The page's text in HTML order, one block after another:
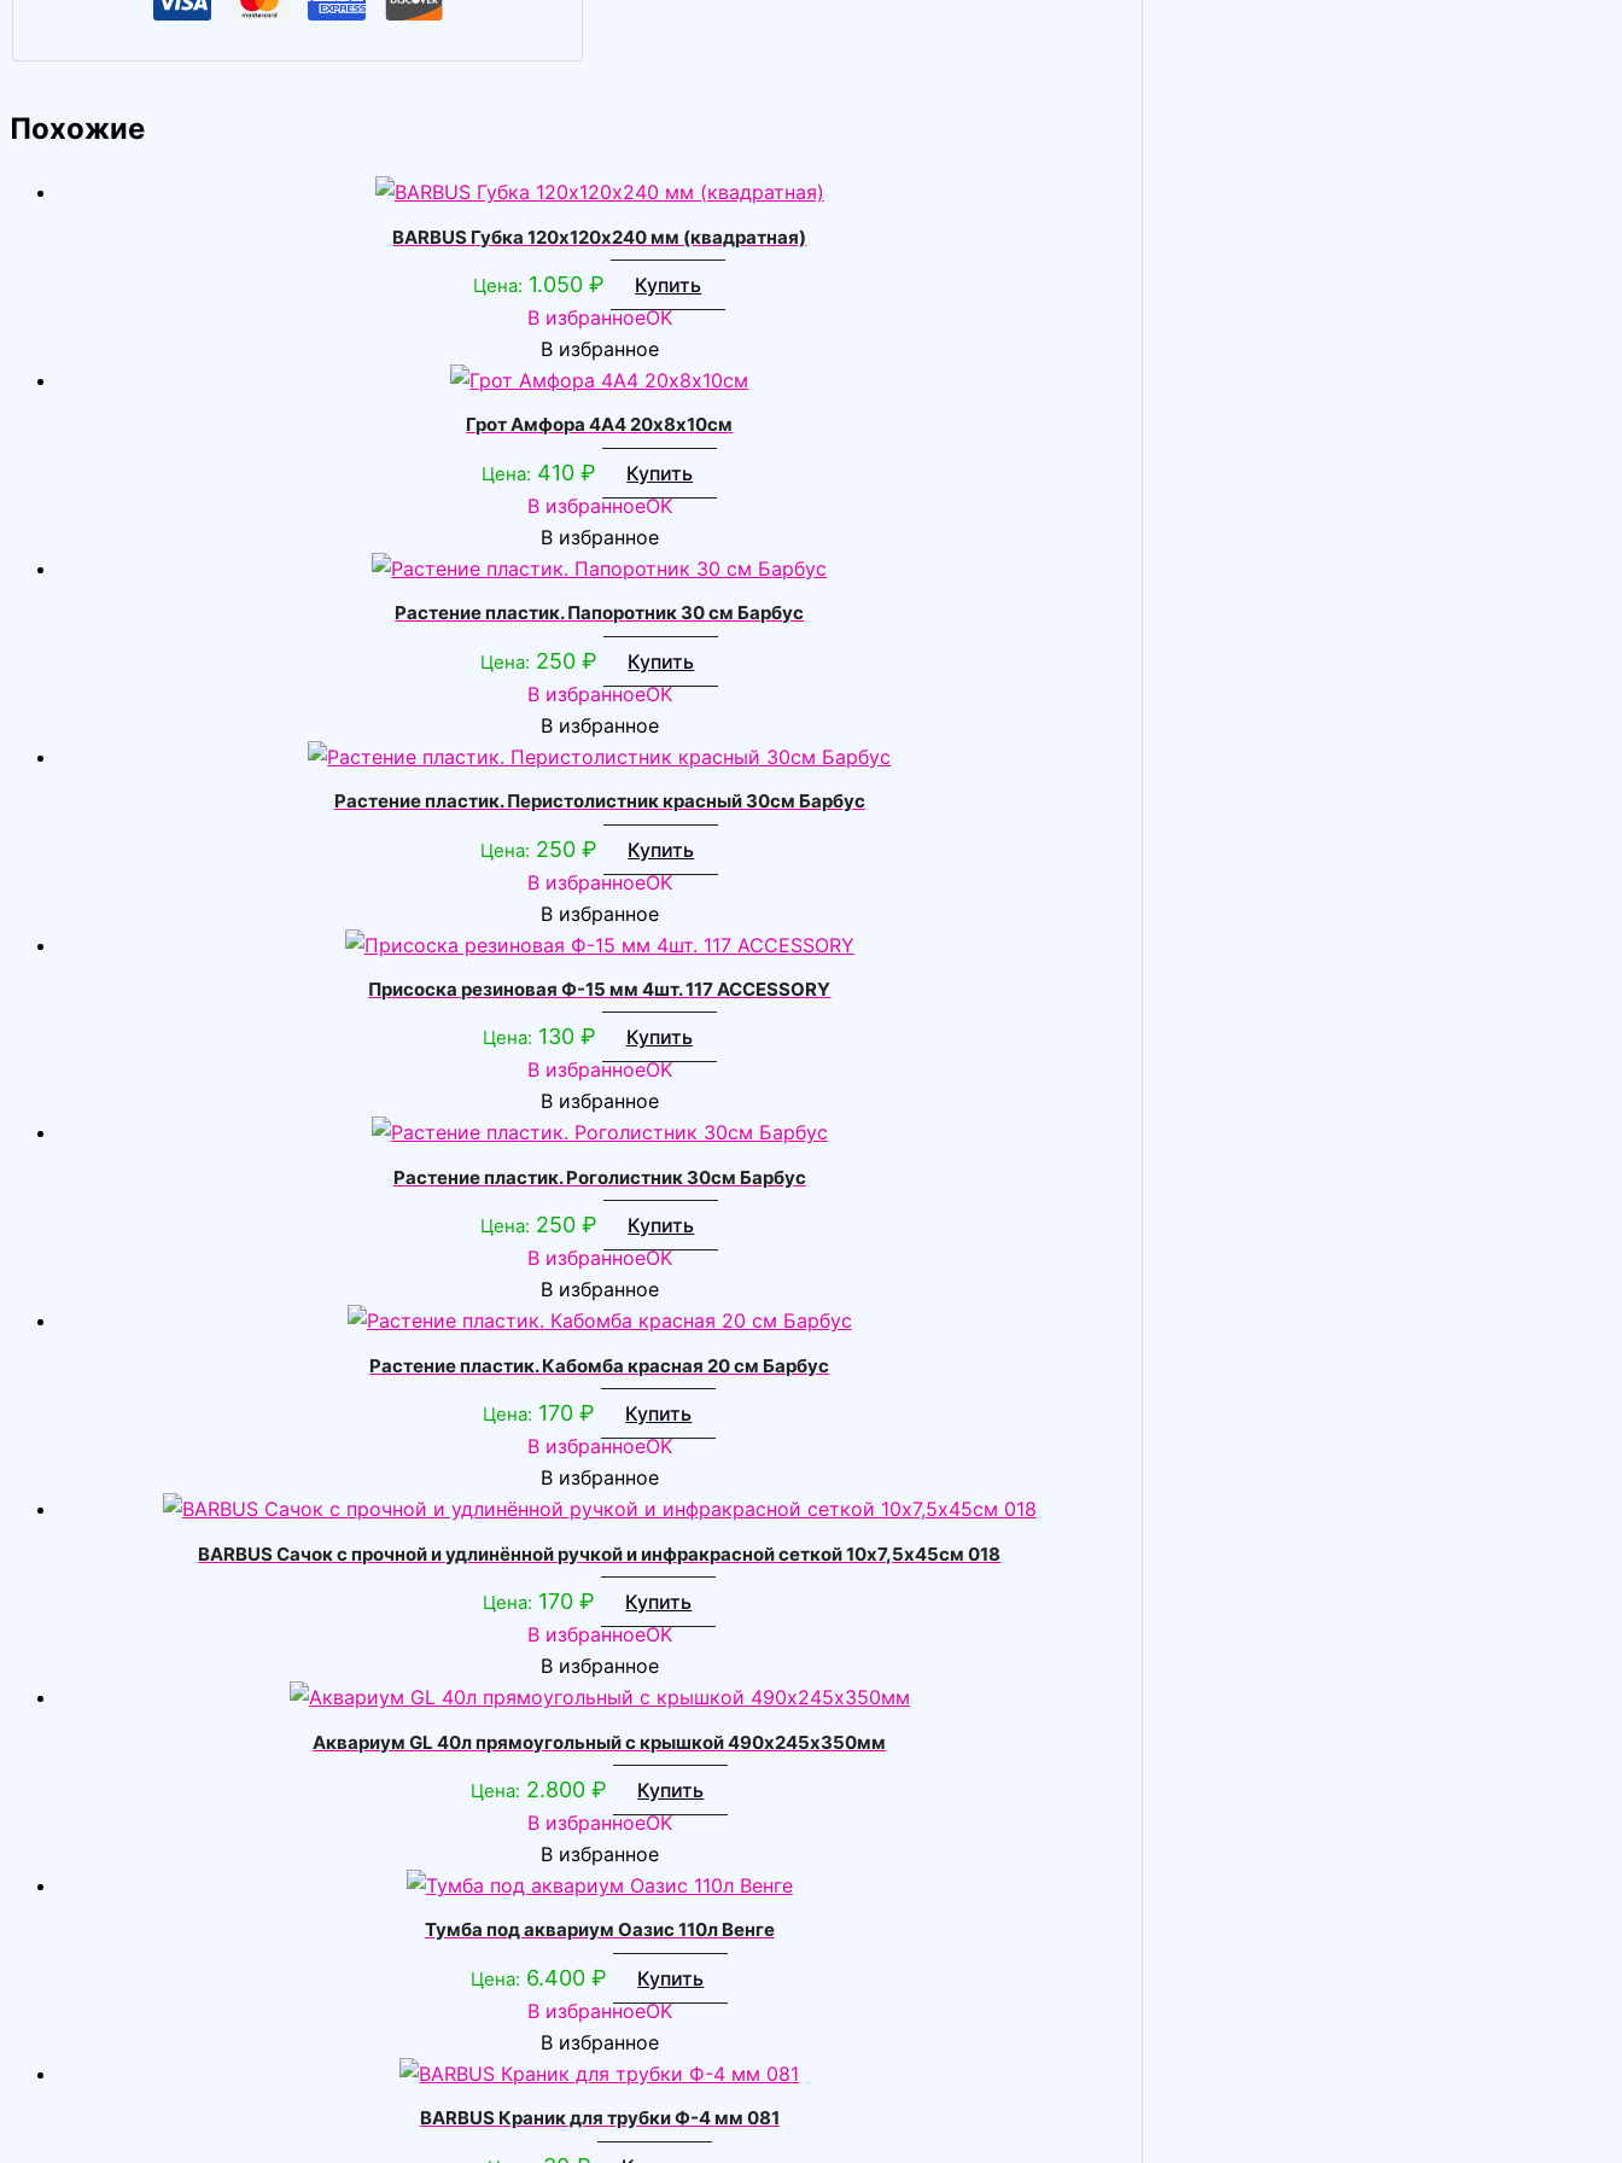
Похожие
BARBUS Губка 120х120х240 мм (квадратная)
Цена: 1.050₽
Купить
В избранноеOK
В избранное
Грот Амфора 4А4 20х8х10см
Цена: 410₽
Купить
В избранноеOK
В избранное
Растение пластик. Папоротник 30 см Барбус
Цена: 250₽
Купить
В избранноеOK
В избранное
Растение пластик. Перистолистник красный 30см Барбус
Цена: 250₽
Купить
В избранноеOK
В избранное
Присоска резиновая Ф-15 мм 4шт. 117 ACCESSORY
Цена: 130 ₽
Купить
В избранноеOK
В избранное
Растение пластик. Роголистник 30см Барбус
Цена: 250₽
Купить
В избранноеOK
В избранное
Растение пластик. Кабомба красная 20 см Барбус
Цена: 170₽
Купить
В избранноеOK
В избранное
BARBUS Сачок с прочной и удлинённой ручкой и инфракрасной сеткой 10х7,5х45см 018
Цена: 170₽
Купить
В избранноеOK
В избранное
Аквариум GL 40л прямоугольный с крышкой 490х245х350мм
Цена: 2.800₽
Купить
В избранноеOK
В избранное
Тумба под аквариум Оазис 110л Венге
Цена: 6.400₽
Купить
В избранноеOK
В избранное
BARBUS Краник для трубки Ф-4 мм 081